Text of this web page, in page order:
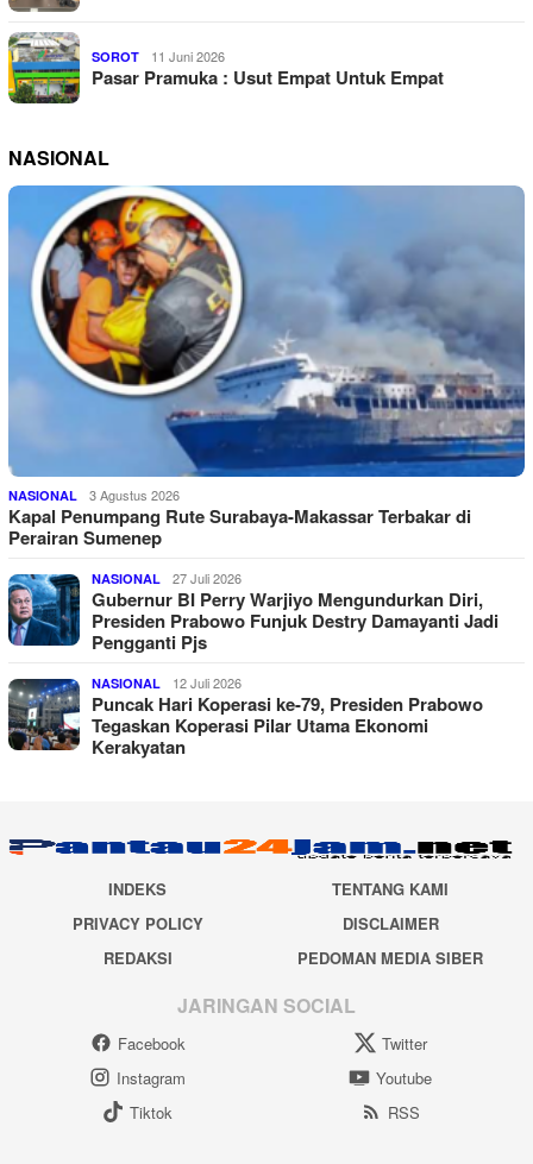
SOROT 11 Juni 2026
Pasar Pramuka : Usut Empat Untuk Empat
NASIONAL
NASIONAL 3 Agustus 2026
Kapal Penumpang Rute Surabaya-Makassar Terbakar di
Perairan Sumenep
NASIONAL 27 Juli 2026
Gubernur BI Perry Warjiyo Mengundurkan Diri,
Presiden Prabowo Funjuk Destry Damayanti Jadi
Pengganti Pjs
NASIONAL 12 Juli 2026
Puncak Hari Koperasi ke-79, Presiden Prabowo
Tegaskan Koperasi Pilar Utama Ekonomi
Kerakyatan
INDEKS
TENTANG KAMI
PRIVACY POLICY
DISCLAIMER
REDAKSI
PEDOMAN MEDIA SIBER
JARINGAN SOCIAL
Facebook
Twitter
Instagram
Youtube
Tiktok
RSS